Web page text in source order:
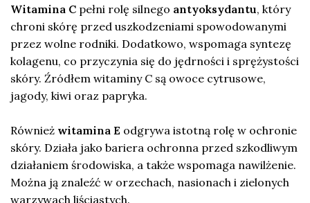
Witamina C pełni rolę silnego antyoksydantu, który
chroni skórę przed uszkodzeniami spowodowanymi
przez wolne rodniki. Dodatkowo, wspomaga syntezę
kolagenu, co przyczynia się do jędrności i sprężystości
skóry. Źródłem witaminy C są owoce cytrusowe,
jagody, kiwi oraz papryka.
Również witamina E odgrywa istotną rolę w ochronie
skóry. Działa jako bariera ochronna przed szkodliwym
działaniem środowiska, a także wspomaga nawilżenie.
Można ją znaleźć w orzechach, nasionach i zielonych
warzywach liściastych.